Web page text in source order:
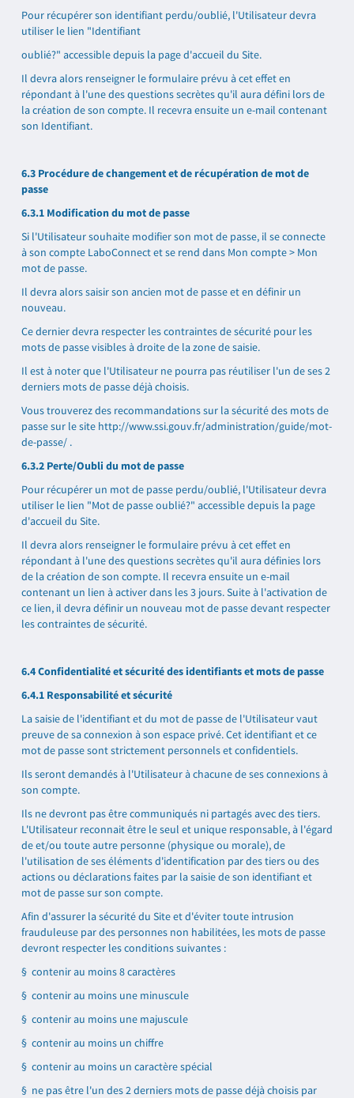
Pour récupérer son identifiant perdu/oublié, l'Utilisateur devra
utiliser le lien "Identifiant
oublié?" accessible depuis la page d'accueil du Site.
Il devra alors renseigner le formulaire prévu à cet effet en
répondant à l'une des questions secrètes qu'il aura défini lors de
la création de son compte. Il recevra ensuite un e-mail contenant
son Identifiant.
6.3 Procédure de changement et de récupération de mot de
passe
6.3.1 Modification du mot de passe
Si l'Utilisateur souhaite modifier son mot de passe, il se connecte
à son compte LaboConnect et se rend dans Mon compte > Mon
mot de passe.
Il devra alors saisir son ancien mot de passe et en définir un
nouveau.
Ce dernier devra respecter les contraintes de sécurité pour les
mots de passe visibles à droite de la zone de saisie.
Il est à noter que l'Utilisateur ne pourra pas réutiliser l'un de ses 2
derniers mots de passe déjà choisis.
Vous trouverez des recommandations sur la sécurité des mots de
passe sur le site http://www.ssi.gouv.fr/administration/guide/mot-
de-passe/ .
6.3.2 Perte/Oubli du mot de passe
Pour récupérer un mot de passe perdu/oublié, l'Utilisateur devra
utiliser le lien "Mot de passe oublié?" accessible depuis la page
d'accueil du Site.
Il devra alors renseigner le formulaire prévu à cet effet en
répondant à l'une des questions secrètes qu'il aura définies lors
de la création de son compte. Il recevra ensuite un e-mail
contenant un lien à activer dans les 3 jours. Suite à l'activation de
ce lien, il devra définir un nouveau mot de passe devant respecter
les contraintes de sécurité.
6.4 Confidentialité et sécurité des identifiants et mots de passe
6.4.1 Responsabilité et sécurité
La saisie de l'identifiant et du mot de passe de l'Utilisateur vaut
preuve de sa connexion à son espace privé. Cet identifiant et ce
mot de passe sont strictement personnels et confidentiels.
Ils seront demandés à l'Utilisateur à chacune de ses connexions à
son compte.
Ils ne devront pas être communiqués ni partagés avec des tiers.
L'Utilisateur reconnait être le seul et unique responsable, à l'égard
de et/ou toute autre personne (physique ou morale), de
l'utilisation de ses éléments d'identification par des tiers ou des
actions ou déclarations faites par la saisie de son identifiant et
mot de passe sur son compte.
Afin d'assurer la sécurité du Site et d'éviter toute intrusion
frauduleuse par des personnes non habilitées, les mots de passe
devront respecter les conditions suivantes :
§ contenir au moins 8 caractères
§ contenir au moins une minuscule
§ contenir au moins une majuscule
§ contenir au moins un chiffre
§ contenir au moins un caractère spécial
§ ne pas être l'un des 2 derniers mots de passe déjà choisis par